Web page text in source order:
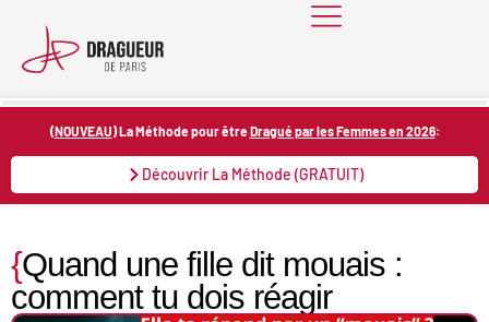
content
(NOUVEAU) La Méthode pour être Dragué par les Femmes en 2026:
Découvrir La Méthode (GRATUIT)
{Quand une fille dit mouais :
comment tu dois réagir